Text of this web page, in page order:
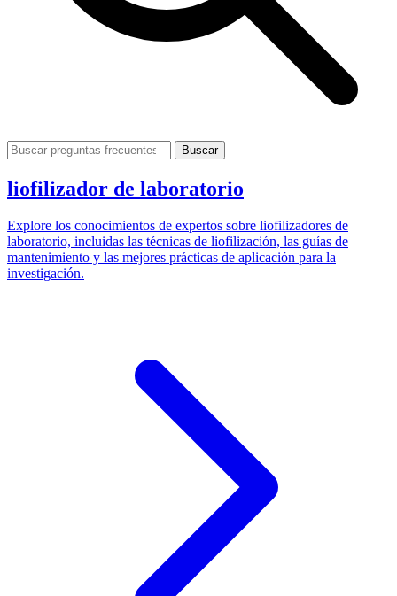
Buscar
liofilizador de laboratorio
Explore los conocimientos de expertos sobre liofilizadores de
laboratorio, incluidas las técnicas de liofilización, las guías de
mantenimiento y las mejores prácticas de aplicación para la
investigación.